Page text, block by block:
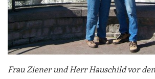
Frau Ziener und Herr Hauschild vor